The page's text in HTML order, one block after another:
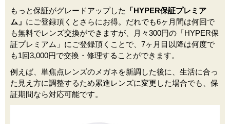
もっと保証がグレードアップした
「HYPER保証プレミア
ム」 にご登録頂くとさらにお得。だれでも6ヶ月間は何回で
も無料でレンズ交換ができますが、月々300円の「HYPER保
証プレミアム」にご登録頂くことで、7ヶ月目以降は何度で
も1回3,000円で交換・修理することができます。
例えば、単焦点レンズのメガネを新調した後に、生活に合っ
た見え方に調整するため累進レンズに変更した場合でも、保
証期間なら対応可能です。